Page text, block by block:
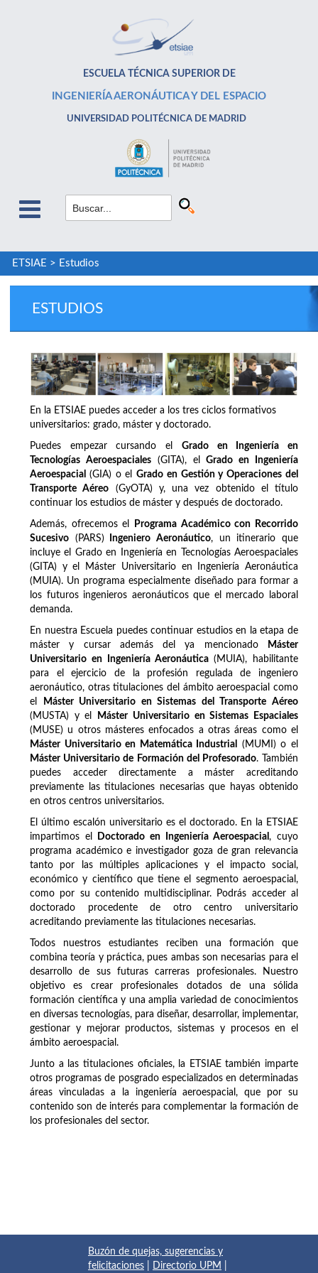
ESCUELA TÉCNICA SUPERIOR DE
INGENIERÍA AERONÁUTICA Y DEL ESPACIO
UNIVERSIDAD POLITÉCNICA DE MADRID
ETSIAE > Estudios
ESTUDIOS
En la ETSIAE puedes acceder a los tres ciclos formativos
universitarios: grado, máster y doctorado.
Puedes empezar cursando el Grado en Ingeniería en
Tecnologías Aeroespaciales(GITA), elGrado en Ingeniería
Aeroespacial (GIA) o elGrado en Gestión y Operaciones del
Transporte Aéreo (GyOTA) y, una vez obtenido el título
continuar los estudios de máster y después de doctorado.
Además, ofrecemos el
Programa Académico con Recorrido
Sucesivo (PARS) Ingeniero Aeronáutico, un itinerario que
incluye el Grado en Ingeniería en Tecnologías Aeroespaciales
(GITA) y el Máster Universitario en Ingeniería Aeronáutica
(MUIA). Un programa especialmente diseñado para formar a
los futuros ingenieros aeronáuticos que el mercado laboral
demanda.
En nuestra Escuela puedes continuar estudios en la etapa de
máster y cursar además del ya mencionado
Máster
Universitario en Ingeniería Aeronáutica(MUIA), habilitante
para el ejercicio de la profesión regulada de ingeniero
aeronáutico, otras titulaciones del ámbito aeroespacial como
el
Máster Universitario en Sistemas del Transporte Aéreo
(MUSTA) y el
Máster Universitario en Sistemas Espaciales
(MUSE) u otros másteres enfocados a otras áreas como el
Máster Universitario en Matemática Industrial
(MUMI) o el
Máster Universitario de Formación del Profesorado. También
puedes acceder directamente a máster acreditando
previamente las titulaciones necesarias que hayas obtenido
en otros centros universitarios.
El último escalón universitario es el doctorado. En la ETSIAE
impartimos el
Doctorado en Ingeniería Aeroespacial, cuyo
programa académico e investigador goza de gran relevancia
tanto por las múltiples aplicaciones y el impacto social,
económico y científico que tiene el segmento aeroespacial,
como por su contenido multidisciplinar. Podrás acceder al
doctorado procedente de otro centro universitario
acreditando previamente las titulaciones necesarias.
Todos nuestros estudiantes reciben una formación que
combina teoría y práctica, pues ambas son necesarias para el
desarrollo de sus futuras carreras profesionales. Nuestro
objetivo es crear profesionales dotados de una sólida
formación científica y una amplia variedad de conocimientos
en diversas tecnologías, para diseñar, desarrollar, implementar,
gestionar y mejorar productos, sistemas y procesos en el
ámbito aeroespacial.
Junto a las titulaciones oficiales, la ETSIAE también imparte
otros programas de posgrado especializados en determinadas
áreas vinculadas a la ingeniería aeroespacial, que por su
contenido son de interés para complementar la formación de
los profesionales del sector.
Buzón de quejas, sugerencias y
felicitaciones
Directorio UPM